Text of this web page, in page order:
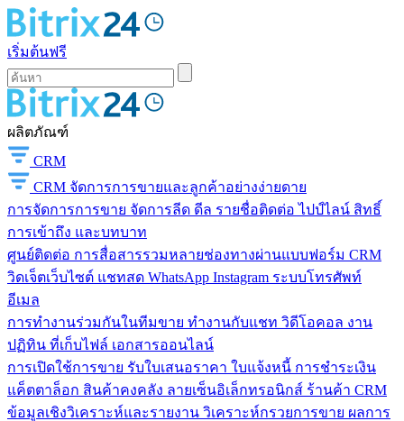
เริ่มต้นฟรี
ผลิตภัณฑ์
CRM
CRM จัดการการขายและลูกค้าอย่างง่ายดาย
การจัดการการขาย จัดการลีด ดีล รายชื่อติดต่อ ไปป์ไลน์ สิทธิ์
การเข้าถึง และบทบาท
ศูนย์ติดต่อ การสื่อสารรวมหลายช่องทางผ่านแบบฟอร์ม CRM
วิดเจ็ตเว็บไซต์ แชทสด WhatsApp Instagram ระบบโทรศัพท์
อีเมล
การทำงานร่วมกันในทีมขาย ทำงานกับแชท วิดีโอคอล งาน
ปฏิทิน ที่เก็บไฟล์ เอกสารออนไลน์
การเปิดใช้การขาย รับใบเสนอราคา ใบแจ้งหนี้ การชำระเงิน
แค็ตตาล็อก สินค้าคงคลัง ลายเซ็นอิเล็กทรอนิกส์ ร้านค้า CRM
ข้อมูลเชิงวิเคราะห์และรายงาน วิเคราะห์กรวยการขาย ผลการ